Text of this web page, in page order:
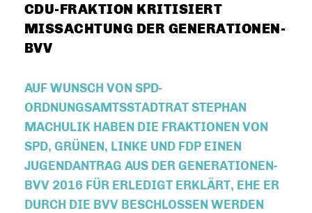
CDU-FRAKTION KRITISIERT
MISSACHTUNG DER GENERATIONEN-
BVV
AUF WUNSCH VON SPD-
ORDNUNGSAMTSSTADTRAT STEPHAN
MACHULIK HABEN DIE FRAKTIONEN VON
SPD, GRÜNEN, LINKE UND FDP EINEN
JUGENDANTRAG AUS DER GENERATIONEN-
BVV 2016 FÜR ERLEDIGT ERKLÄRT, EHE ER
DURCH DIE BVV BESCHLOSSEN WERDEN